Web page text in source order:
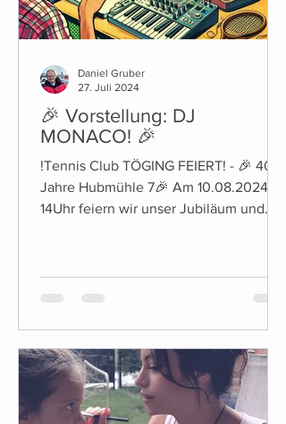
🎉 Vorstellung: DJ
MONACO! 🎉
!Tennis Club TÖGING FEIERT! - 🎉 40
Jahre Hubmühle 7🎉 Am 10.08.2024 ab
14Uhr feiern wir unser Jubiläum und
Daniel Gruber
27. Juli 2024